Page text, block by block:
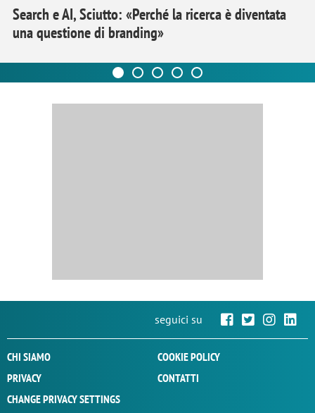
Search e AI, Sciutto: «Perché la ricerca è diventata
una questione di branding»
seguici su
CHI SIAMO
COOKIE POLICY
PRIVACY
CONTATTI
CHANGE PRIVACY SETTINGS